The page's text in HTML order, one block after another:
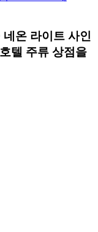
온 라이트 사인
텔 주류 상점을